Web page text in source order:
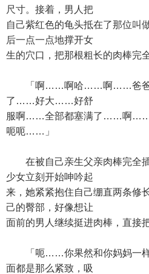
尺寸。接着，男人把
自己紫红色的龟头抵在了那位叫
后一点一点地撑开女
生的穴口，把那根粗长的肉棒完
「啊……啊哈……啊……爸爸
了……好大……好舒
服啊……全部都塞满了……啊
呃呃……」
在被自己亲生父亲肉棒完全插
少女立刻开始呻吟起
来，她紧紧抱住自己绷直两条修
己的臀部，好像想让
面前的男人继续挺进肉棒，直接
「呃……你果然和你妈妈一样
面都是那么紧致，吸